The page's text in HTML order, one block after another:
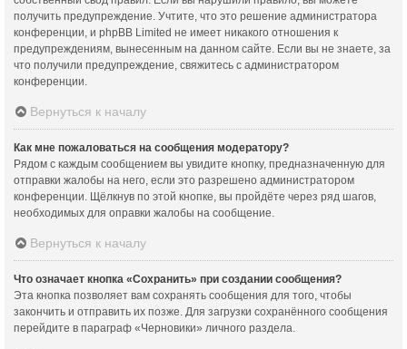
получить предупреждение. Учтите, что это решение администратора
конференции, и phpBB Limited не имеет никакого отношения к
предупреждениям, вынесенным на данном сайте. Если вы не знаете, за
что получили предупреждение, свяжитесь с администратором
конференции.
Вернуться к началу
Как мне пожаловаться на сообщения модератору?
Рядом с каждым сообщением вы увидите кнопку, предназначенную для
отправки жалобы на него, если это разрешено администратором
конференции. Щёлкнув по этой кнопке, вы пройдёте через ряд шагов,
необходимых для оправки жалобы на сообщение.
Вернуться к началу
Что означает кнопка «Сохранить» при создании сообщения?
Эта кнопка позволяет вам сохранять сообщения для того, чтобы
закончить и отправить их позже. Для загрузки сохранённого сообщения
перейдите в параграф «Черновики» личного раздела.